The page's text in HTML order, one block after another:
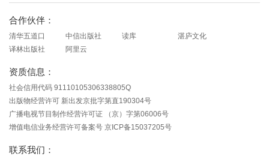
合作伙伴：
清华五道口 中信出版社 读库
湛庐文化
译林出版社
阿里云
资质信息：
社会信用代码 91110105306338805Q
出版物经营许可 新出发京批字第直190304号
广播电视节目制作经营许可证 （京）字第06006号
增值电信业务经营许可备案号 京ICP备15037205号
联系我们：